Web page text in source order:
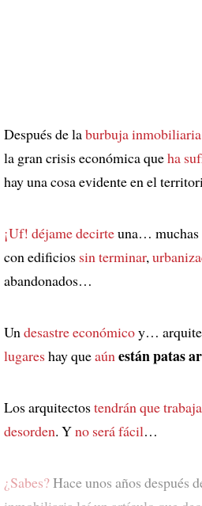
Después de laburbuja inmobiliaria
la gran crisis económica queha
hay una cosa evidente en el
¡Uf! déjame decirteuna… muchas
con edificios sin terminar,
abandonados…
Un desastre económicoy…
lugareshay queaún están patas
Los arquitectostendrán que
desorden. Yno será fácil…
¿Sabes?Hace unos años después